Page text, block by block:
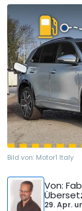
Bild von: Motor1 Italy
Von:
29. Apr.